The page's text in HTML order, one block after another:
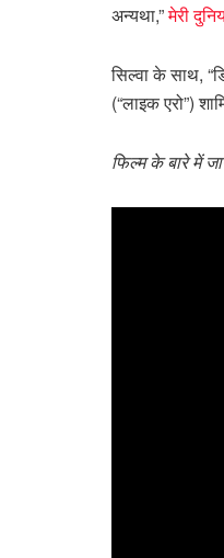
अन्यथा,”मेरी
सिल्वा के साथ,
(“लाइक एरो”)
फिल्म के बारे में